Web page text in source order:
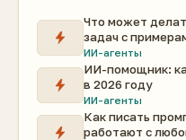
Что может
задач с
ИИ-агенты
ИИ-помощник:
в 2026 году
ИИ-агенты
Как писать
работают с